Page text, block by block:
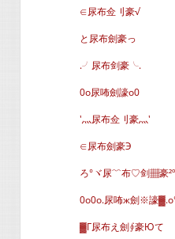
∈尿布佥刂豪√
と尿布劍豪っ
.╯尿布剑豪╰.
0o尿咘劍譹o0
′灬尿布佥刂豪灬′
∈尿布劍豪Э
ろ°ヾ尿﹌布♡剑▦豪
0o0o.尿咘ж劍※譹
▓Г尿布え劍∮豪Юて